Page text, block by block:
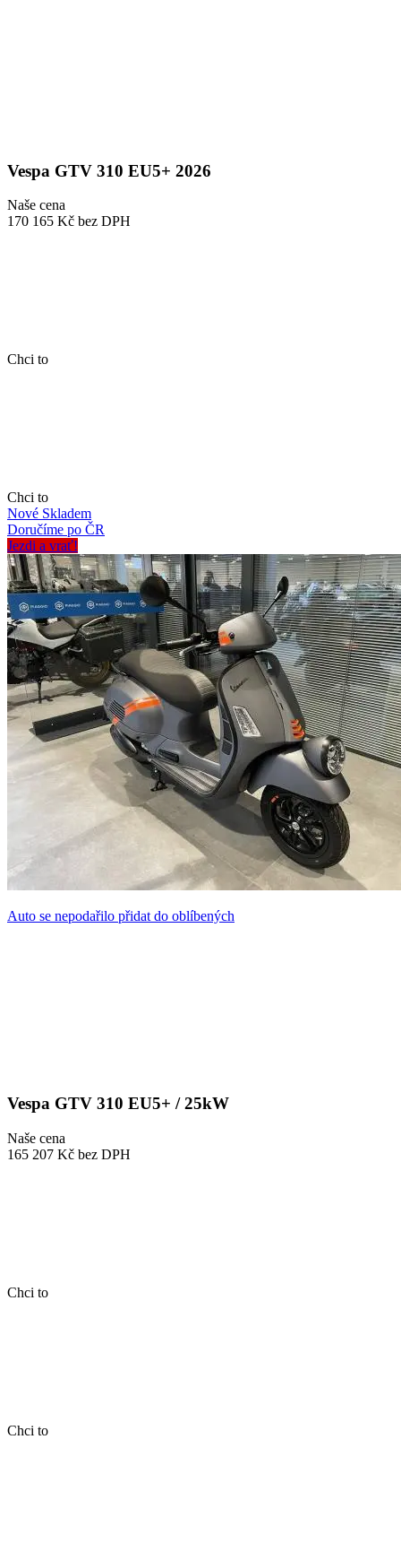
Vespa GTV 310 EU5+ 2026
Naše cena
170 165 Kč bez DPH
Chci to
Chci to
Nové Skladem
Doručíme po ČR
Jezdi a vrať!
Auto se nepodařilo přidat do oblíbených
Vespa GTV 310 EU5+ / 25kW
Naše cena
165 207 Kč bez DPH
Chci to
Chci to